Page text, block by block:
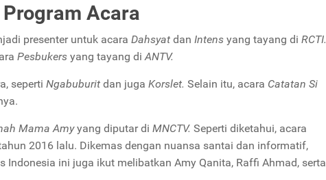
Acara
presenter untuk acara Dahsyat dan Intens yang tayang di RCTI.
Pesbukers yang tayang diANTV.
seperti Ngabuburit dan juga Korslet. Selain itu, acara Catatan Si
Mama Amyyang diputar di MNCTV. Seperti diketahui, acara
2016 lalu. Dikemas dengan nuansa santai dan informatif,
Indonesia ini juga ikut melibatkan Amy Qanita, Raffi Ahmad, serta